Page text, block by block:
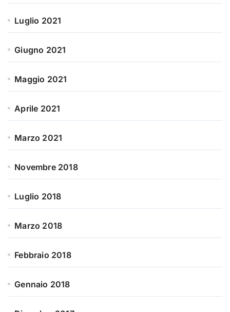
Luglio 2021
Giugno 2021
Maggio 2021
Aprile 2021
Marzo 2021
Novembre 2018
Luglio 2018
Marzo 2018
Febbraio 2018
Gennaio 2018